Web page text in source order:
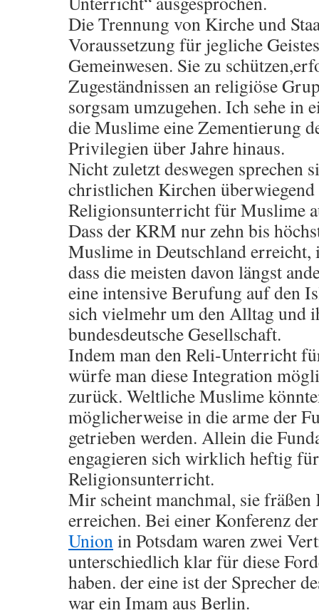
Die Trennung von Kirche und
Voraussetzung für jegliche
Gemeinwesen. Sie zu
Zugeständnissen an religiöse
sorgsam umzugehen. Ich sehe in
die Muslime eine Zementierung
Privilegien über Jahre hinaus.
Nicht zuletzt deswegen sprechen
christlichen Kirchen
Religionsunterricht für Muslime
Dass der KRM nur zehn bis
Muslime in Deutschland erreicht,
dass die meisten davon längst
eine intensive Berufung auf den
sich vielmehr um den Alltag und
bundesdeutsche Gesellschaft.
Indem man den Reli-Unterricht
würfe man diese Integration
zurück. Weltliche Muslime
möglicherweise in die arme der
getrieben werden. Allein die
engagieren sich wirklich heftig
Religionsunterricht.
Mir scheint manchmal, sie
erreichen. Bei einer Konferenz
Unionin Potsdam waren zwei
unterschiedlich klar für diese
haben. der eine ist der Sprecher
war ein Imam aus Berlin.